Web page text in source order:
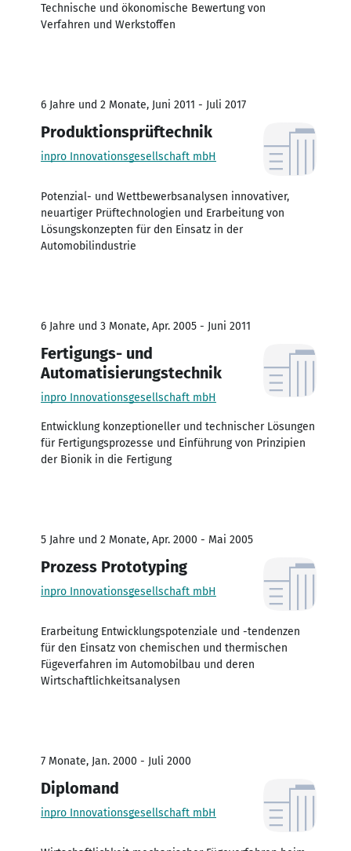
Technische und ökonomische Bewertung von
Verfahren und Werkstoffen
6 Jahre und 2 Monate, Juni 2011 - Juli 2017
Produktionsprüftechnik
inpro Innovationsgesellschaft mbH
Potenzial- und Wettbewerbsanalysen innovativer,
neuartiger Prüftechnologien und Erarbeitung von
Lösungskonzepten für den Einsatz in der
Automobilindustrie
6 Jahre und 3 Monate, Apr. 2005 - Juni 2011
Fertigungs- und
Automatisierungstechnik
inpro Innovationsgesellschaft mbH
Entwicklung konzeptioneller und technischer Lösungen
für Fertigungsprozesse und Einführung von Prinzipien
der Bionik in die Fertigung
5 Jahre und 2 Monate, Apr. 2000 - Mai 2005
Prozess Prototyping
inpro Innovationsgesellschaft mbH
Erarbeitung Entwicklungspotenziale und -tendenzen
für den Einsatz von chemischen und thermischen
Fügeverfahren im Automobilbau und deren
Wirtschaftlichkeitsanalysen
7 Monate, Jan. 2000 - Juli 2000
Diplomand
inpro Innovationsgesellschaft mbH